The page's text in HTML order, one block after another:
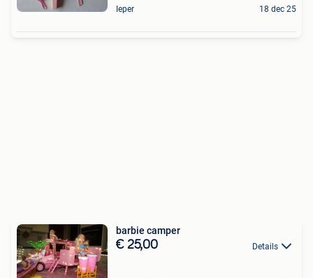
Ieper 18 dec 25
barbie camper
€ 25,00 Details